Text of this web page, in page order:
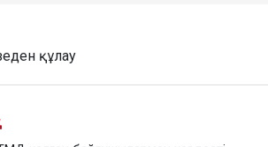
құлау